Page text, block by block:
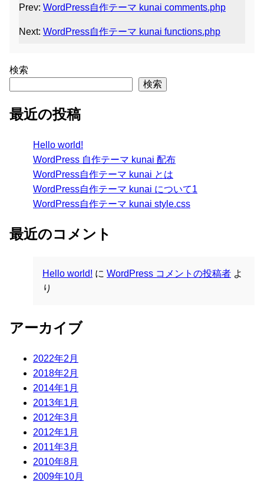
Prev: WordPress自作テーマ kunai comments.php
Next: WordPress自作テーマ kunai functions.php
検索
検索
最近の投稿
Hello world!
WordPress 自作テーマ kunai 配布
WordPress自作テーマ kunai とは
WordPress自作テーマ kunai について1
WordPress自作テーマ kunai style.css
最近のコメント
Hello world! に WordPress コメントの投稿者 よ
り
アーカイブ
2022年2月
2018年2月
2014年1月
2013年1月
2012年3月
2012年1月
2011年3月
2010年8月
2009年10月